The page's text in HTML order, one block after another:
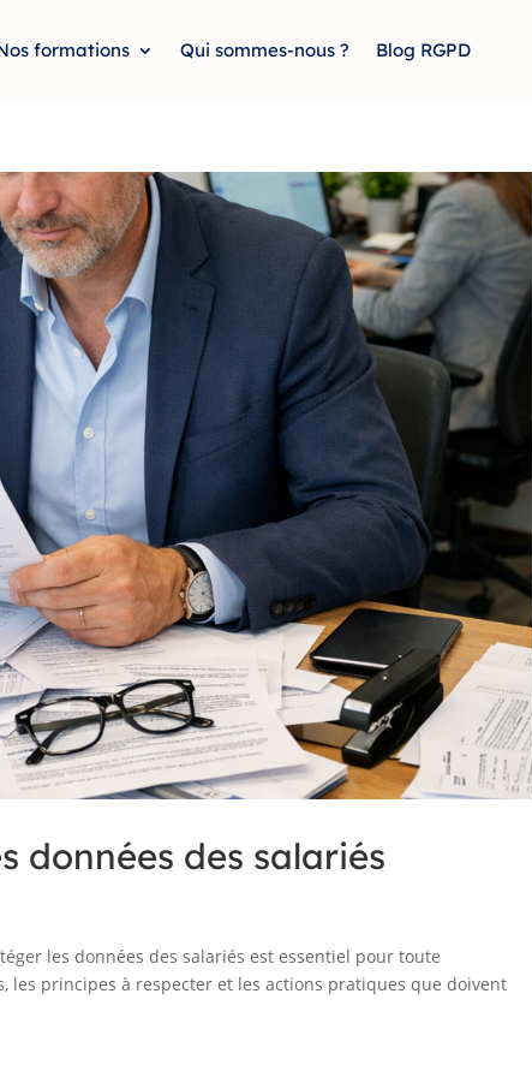
formations Qui sommes-nous ? Blog RGPD
données des salariés
les données des salariés est essentiel pour toute
les principes à respecter et les actions pratiques que doivent